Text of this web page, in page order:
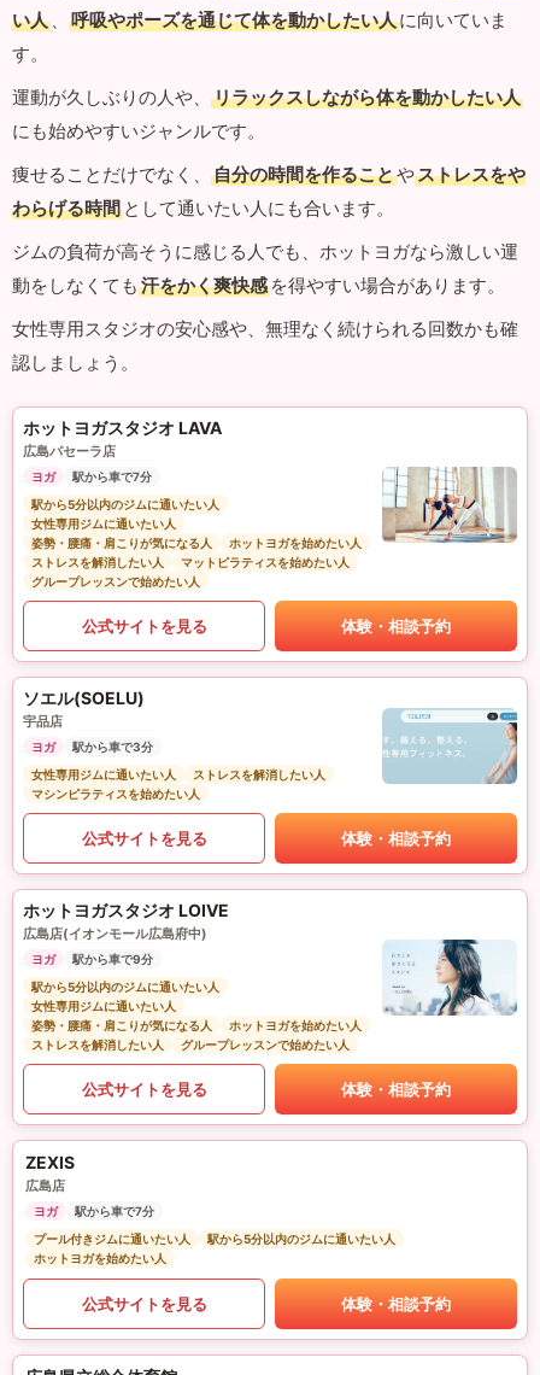
い人 、 呼吸やポーズを通じて体を動かしたい人に向いていま
す。
運動が久しぶりの人や、
リラックスしながら体を動かしたい人
にも始めやすいジャンルです。
痩せることだけでなく、
自分の時間を作ることやストレスをや
わらげる時間 として通いたい人にも合います。
ジムの負荷が高そうに感じる人でも、ホットヨガなら激しい運
動をしなくても 汗をかく爽快感 を得やすい場合があります。
女性専用スタジオの安心感や、無理なく続けられる回数かも確
認しましょう。
ホットヨガスタジオ LAVA
広島パセーラ店
ヨガ
駅から車で7分
駅から5分以内のジムに通いたい人
女性専用ジムに通いたい人
姿勢・腰痛・肩こりが気になる人
ホットヨガを始めたい人
ストレスを解消したい人
マットピラティスを始めたい人
グループレッスンで始めたい人
公式サイトを見る 体験・相談予約
ソエル(SOELU)
宇品店
ヨガ
駅から車で3分
女性専用ジムに通いたい人
ストレスを解消したい人
マシンピラティスを始めたい人
公式サイトを見る 体験・相談予約
ホットヨガスタジオ LOIVE
広島店(イオンモール広島府中)
ヨガ
駅から車で9分
駅から5分以内のジムに通いたい人
女性専用ジムに通いたい人
姿勢・腰痛・肩こりが気になる人
ホットヨガを始めたい人
ストレスを解消したい人
グループレッスンで始めたい人
公式サイトを見る 体験・相談予約
ZEXIS
広島店
ヨガ
駅から車で7分
プール付きジムに通いたい人
駅から5分以内のジムに通いたい人
ホットヨガを始めたい人
公式サイトを見る 体験・相談予約